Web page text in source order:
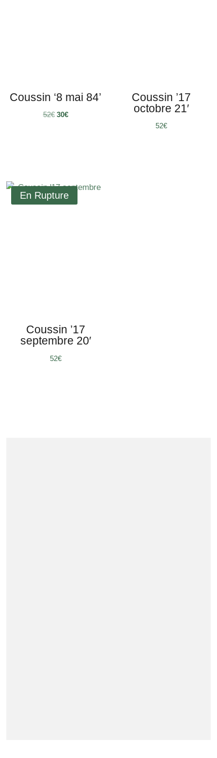
Coussin ‘8 mai 84’
52€ Le
30€Le
Coussin ’17
octobre 21′
€
Coussin ’17
septembre 20′
€